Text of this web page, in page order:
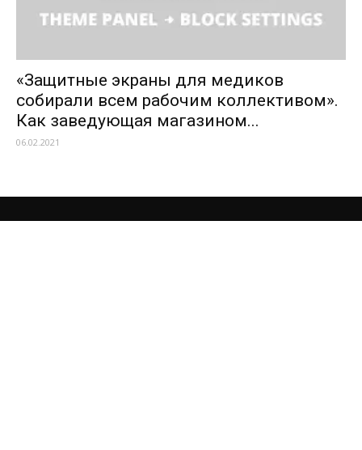
«Защитные экраны для медиков
собирали всем рабочим коллективом».
Как заведующая магазином...
06.02.2021